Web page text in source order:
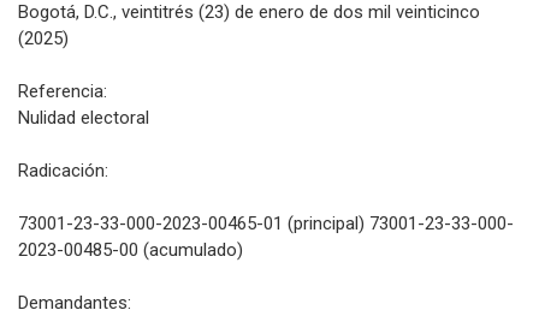
Bogotá, D.C., veintitrés (23) de enero de dos mil veinticinco
(2025)
Referencia:
Nulidad electoral
Radicación:
73001-23-33-000-2023-00465-01 (principal) 73001-23-33-000-
2023-00485-00 (acumulado)
Demandantes: